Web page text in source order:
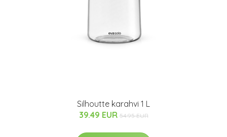
Silhoutte karahvi 1 L
39.49 EUR 54.95 EUR